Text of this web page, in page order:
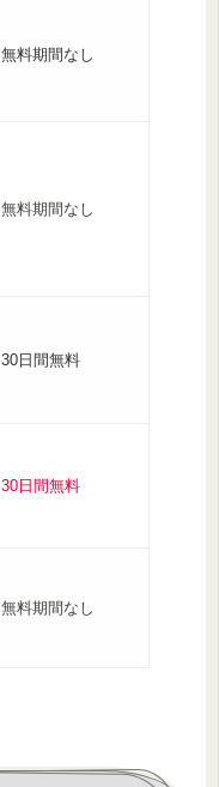
無料期間なし
無料期間なし
30日間無料
30日間無料
無料期間なし